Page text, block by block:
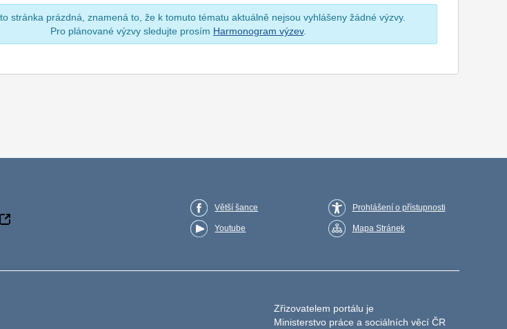
stránka prázdná, znamená to, že k tomuto tématu aktuálně nejsou vyhlášeny žádné výzvy.
Pro plánované výzvy sledujte prosím Harmonogram výzev.
Větší šance
Youtube
Prohlášení o přístupnosti
Mapa Stránek
Zřizovatelem portálu je
Ministerstvo práce a sociálních věcí ČR